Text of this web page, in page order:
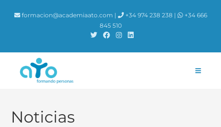
formacion@academiaato.com | +34 974 238 238 |
+34 666
845 510
Noticias